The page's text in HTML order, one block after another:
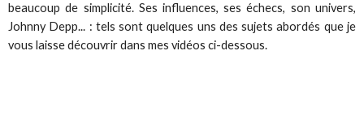
beaucoup de simplicité. Ses influences, ses échecs, son univers,
Johnny Depp... : tels sont quelques uns des sujets abordés que je
vous laisse découvrir dans mes vidéos ci-dessous.